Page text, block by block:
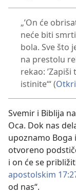
„’On će
neće biti
bola. Sve što
na prestolu
rekao:
istinite‘“ (
Svemir i Biblija
Oca. Dok nas
upoznamo Boga
otvoreno
i on će se
apostolskim
od nas“.